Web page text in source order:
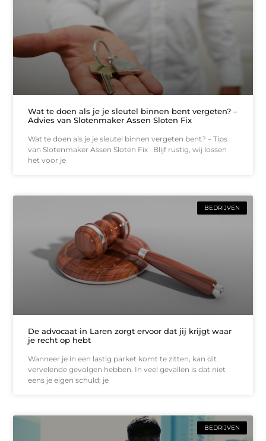
Wat te doen als je je sleutel binnen bent vergeten? –
Advies van Slotenmaker Assen Sloten Fix
Wat te doen als je je sleutel binnen vergeten bent? – Tips
van Slotenmaker Assen Sloten Fix Blijf rustig, wij lossen
het voor je
BEDRIJVEN
De advocaat in Laren zorgt ervoor dat jij krijgt waar
je recht op hebt
Wanneer je in een lastig parket komt te zitten, kan dit
vervelende gevolgen hebben. In veel gevallen is dat niet
eens je eigen schuld; je
BEDRIJVEN